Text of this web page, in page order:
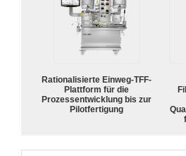
Rationalisierte Einweg-TFF-
Plattform für die
Prozessentwicklung bis zur
Pilotfertigung